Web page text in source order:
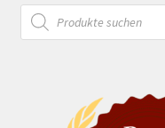
Products
search